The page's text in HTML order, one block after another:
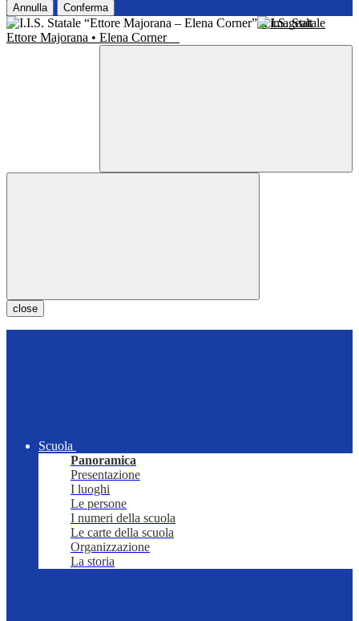
Annulla Conferma
I.I.S. Statale
Ettore Majorana • Elena Corner
close
Scuola
Panoramica
Presentazione
I luoghi
Le persone
I numeri della scuola
Le carte della scuola
Organizzazione
La storia